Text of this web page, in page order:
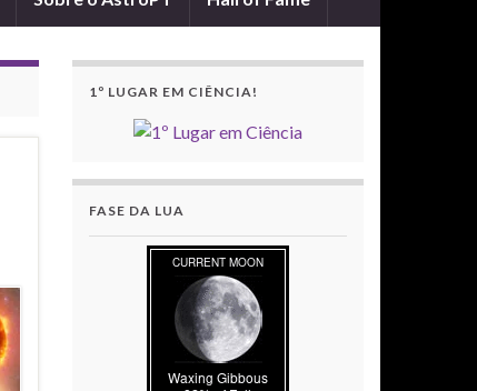
1º LUGAR EM CIÊNCIA!
FASE DA LUA